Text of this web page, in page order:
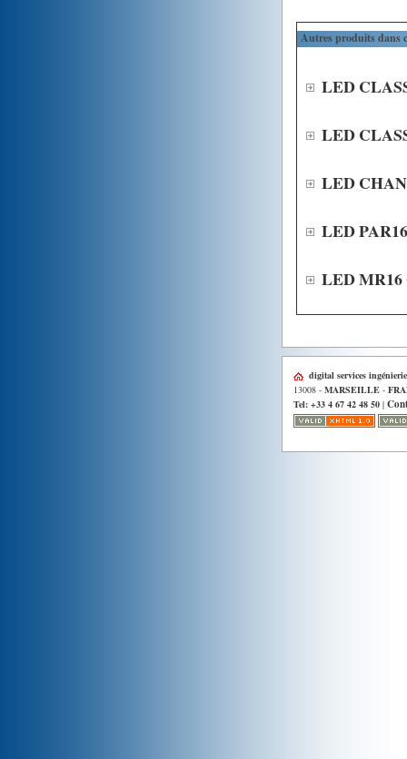
Autres produits dans
LED
LED
LED
LED
LED MR16
digital services ingénierie
13008 - MARSEILLE -
Tel: +33 4 67 42 48 50 |